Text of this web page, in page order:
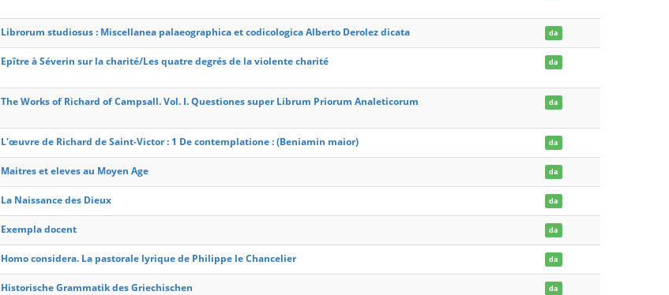
Librorum studiosus : Miscellanea palaeographica et codicologica Alberto Derolez dicata da
Epître à Séverin sur la charité/Les quatre degrés de la violente charité da
The Works of Richard of Campsall. Vol. I. Questiones super Librum Priorum Analeticorum da
L'œuvre de Richard de Saint-Victor : 1 De contemplatione : (Beniamin maior) da
Maitres et eleves au Moyen Age da
La Naissance des Dieux da
Exempla docent da
Homo considera. La pastorale lyrique de Philippe le Chancelier da
Historische Grammatik des Griechischen da